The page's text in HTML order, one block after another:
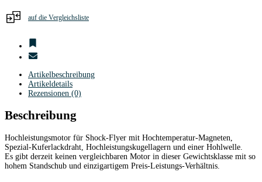
auf die Vergleichsliste
Artikelbeschreibung
Artikeldetails
Rezensionen (0)
Beschreibung
Hochleistungsmotor für Shock-Flyer mit Hochtemperatur-Magneten,
Spezial-Kuferlackdraht, Hochleistungskugellagern und einer Hohlwelle.
Es gibt derzeit keinen vergleichbaren Motor in dieser Gewichtsklasse mit so
hohem Standschub und einzigartigem Preis-Leistungs-Verhältnis.